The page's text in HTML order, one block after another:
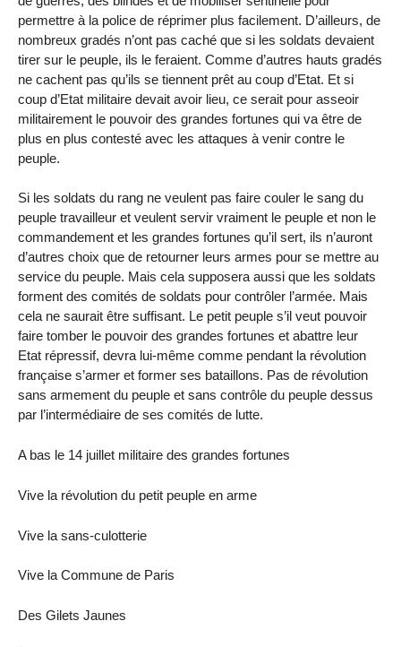
permettre à la police de réprimer plus facilement. D’ailleurs, de
nombreux gradés n’ont pas caché que si les soldats devaient
tirer sur le peuple, ils le feraient. Comme d’autres hauts gradés
ne cachent pas qu’ils se tiennent prêt au coup d’Etat. Et si
coup d’Etat militaire devait avoir lieu, ce serait pour asseoir
militairement le pouvoir des grandes fortunes qui va être de
plus en plus contesté avec les attaques à venir contre le
peuple.
Si les soldats du rang ne veulent pas faire couler le sang du
peuple travailleur et veulent servir vraiment le peuple et non le
commandement et les grandes fortunes qu’il sert, ils n’auront
d’autres choix que de retourner leurs armes pour se mettre au
service du peuple. Mais cela supposera aussi que les soldats
forment des comités de soldats pour contrôler l’armée. Mais
cela ne saurait être suffisant. Le petit peuple s’il veut pouvoir
faire tomber le pouvoir des grandes fortunes et abattre leur
Etat répressif, devra lui-même comme pendant la révolution
française s’armer et former ses bataillons. Pas de révolution
sans armement du peuple et sans contrôle du peuple dessus
par l’intermédiaire de ses comités de lutte.
A bas le 14 juillet militaire des grandes fortunes
Vive la révolution du petit peuple en arme
Vive la sans-culotterie
Vive la Commune de Paris
Des Gilets Jaunes